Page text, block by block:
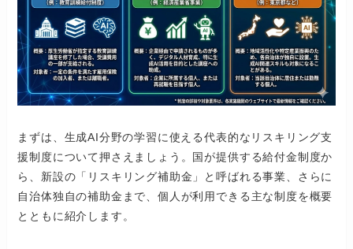
まずは、生成AI分野の学習に使える代表的なリスキリング支
援制度について押さえましょう。国が提供する給付金制度か
ら、新設の「リスキリング補助金」と呼ばれる事業、さらに
自治体独自の補助金まで、個人が利用できる主な制度を概要
とともに紹介します。